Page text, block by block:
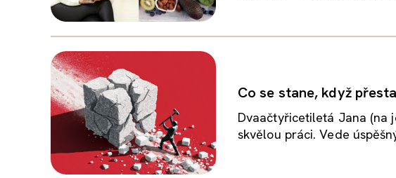
Co se stane, když
Dvaačtyřicetiletá Jana (na
skvělou práci. Vede